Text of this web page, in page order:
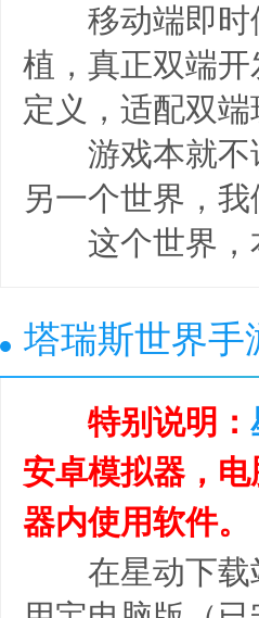
移动端即时
植，真正双端
定义，适配双
游戏本就不
另一个世界，
这个世界，
塔瑞斯世界手
特别说明：
安卓模拟器，
器内使用软件。
在星动下载